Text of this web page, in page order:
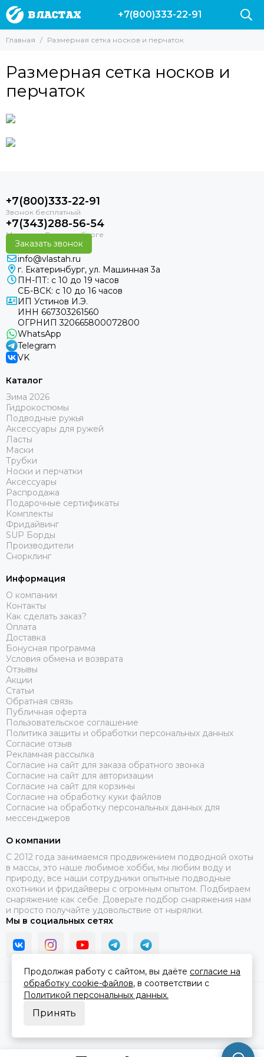
+7(800)333-22-91
Главная Размерная сетка носков и перчаток
Размерная сетка носков и
перчаток
+7(800)333-22-91
+7(343)288-56-54
Заказать звонок
info@vlastah.ru
г. Екатеринбург, ул. Машинная 3а
ПН-ПТ: с 10 до 19 часов
СБ-ВСК: с 10 до 16 часов
ИП Устинов И.Э.
ИНН 667303261560
ОГРНИП 320665800072800
WhatsApp
Telegram
VK
Каталог
Зима 2026
Гидрокостюмы
Подводные ружья
Аксессуары для ружей
Ласты
Маски
Трубки
Носки и перчатки
Аксессуары
Распродажа
Подарочные сертификаты
Комплекты
Фридайвинг
SUP Борды
Производители
Снорклинг
Информация
О компании
Контакты
Как сделать заказ?
Оплата
Доставка
Бонусная программа
Условия обмена и возврата
Отзывы
Акции
Статьи
Обратная связь
Публичная оферта
Пользовательское соглашение
Политика защиты и обработки персональных данных
Согласие отзыв
Рекламная рассылка
Согласие на сайт для заказа обратного звонка
Согласие на сайт для авторизации
Согласие на сайт для корзины
Согласие на обработку куки файлов
Согласие на обработку персональных данных для
мессенджеров
О компании
C 2012 года занимаемся продвижением подводной охоты
в массы, это наше любимое хобби, мы любим воду и
природу, все наши сотрудники опытные подводные
охотники и фридайверы с огромным опытом. Подбираем
снаряжение как себе. Доверьте подбор снаряжения нам
и просто получайте удовольствие от нырялки.
Мы в социальных сетях
2026 © В ластах.Карта сайта
Сделано в
Продолжая работу с сайтом, вы даёте согласие на
обработку cookie-файлов, в соответствии с
Политикой персональных данных.
Принять